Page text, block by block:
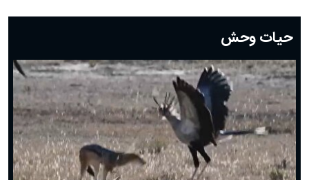
دعای روز بیستم ماه رمضان؛ ۱۹ اسفند ۱۴۰۴
دعای روز هشتم ماه مبارک رمضان؛ ۷ اسفند ماه ۱۴۰۴
دعای روز هفتم ماه رمضان؛ ۶ اسفند ۱۴۰۴
دعای روز ششم ماه رمضان؛ ۵ اسفند ۱۴۰۴
دعای روز پنجم ماه رمضان؛ ۴ اسفند ۱۴۰۴
دعای روز چهارم ماه مبارک رمضان؛ ۳ اسفند ۱۴۰۴
دعای روز سوم ماه مبارک رمضان؛ ۱۴ اسفند ۱۴۰۴
دعای روز دوم ماه مبارک رمضان ۱ اسفند ماه ۱۴۰۴
دعای روز اول ماه مبارک رمضان، ۳۰ بهمن ۱۴۰۴
حیات وحش